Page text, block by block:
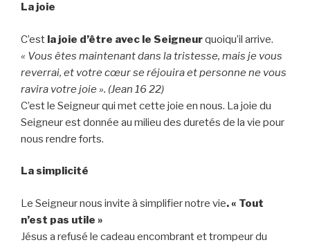
La joie
C’est la joie d’être avec le Seigneurquoiqu’il arrive.
« Vous êtes maintenant dans la tristesse, mais je vous
reverrai, et votre cœur se réjouira et personne ne vous
ravira votre joie ». (Jean 16 22)
C’est le Seigneur qui met cette joie en nous. La joie du
Seigneur est donnée au milieu des duretés de la vie pour
nous rendre forts.
La simplicité
Le Seigneur nous invite à simplifier notre vie. « Tout
n’est pas utile »
Jésus a refusé le cadeau encombrant et trompeur du